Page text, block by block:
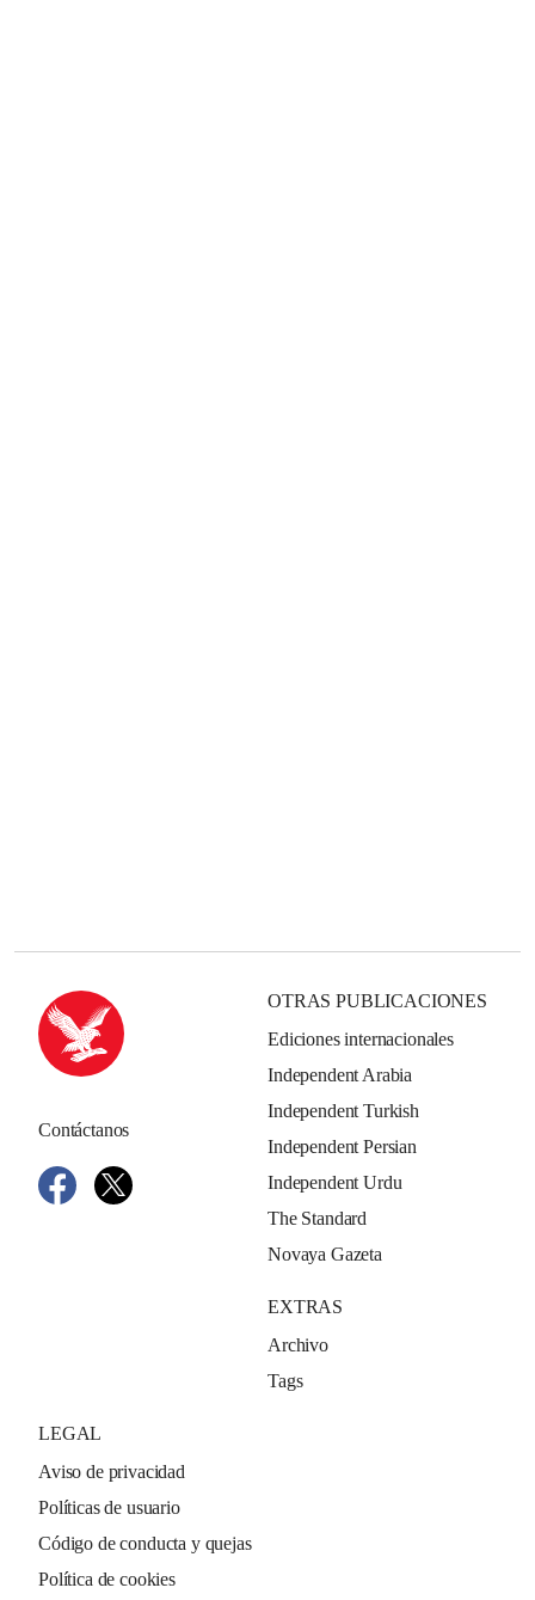
Contáctanos
OTRAS PUBLICACIONES
Ediciones internacionales
Independent Arabia
Independent Turkish
Independent Persian
Independent Urdu
The Standard
Novaya Gazeta
EXTRAS
Archivo
Tags
LEGAL
Aviso de privacidad
Políticas de usuario
Código de conducta y quejas
Política de cookies